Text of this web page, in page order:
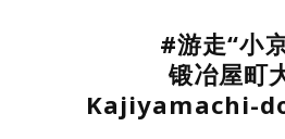
#游走“小
锻冶屋町
Kajiyamachi-